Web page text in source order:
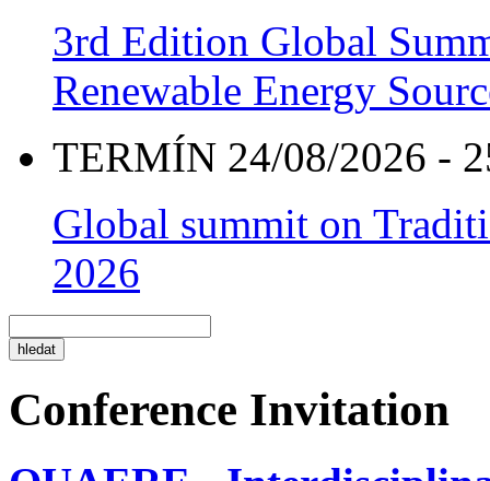
3rd Edition Global
Renewable Energy
TERMÍN 24/08/2026 -
Global summit on
2026
Conference Invitation